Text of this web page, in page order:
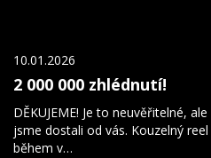
10.01.2026
2 000 000 zhlédnutí!
DĚKUJEME! Je to neuvěřitelné,
jsme dostali od vás. Kouzelný
během v…